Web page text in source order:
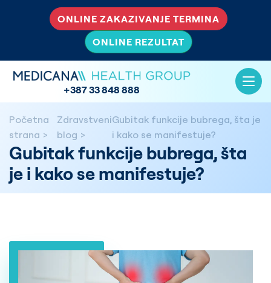
ONLINE ZAKAZIVANJE TERMINA
ONLINE REZULTAT
+387 33 848 888
Početna
strana
Zdravstveni
blog
Gubitak funkcije bubrega, šta je
i kako se manifestuje?
Gubitak funkcije bubrega, šta
je i kako se manifestuje?